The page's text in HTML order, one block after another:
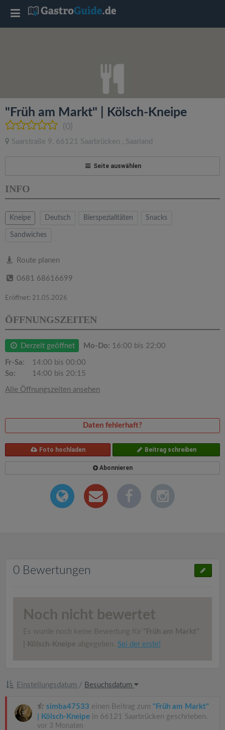
"Früh am Markt" | Kölsch-Kneipe
(0)
Saarstraße 9, 66121 Saarbrücken , Saarland
Seite auswählen
INFO
Kneipe Deutsch Bierspezialitäten Snacks
Sandwiches
Route planen
0681 68616699
Eröffnet: 21.05.2026
ÖFFNUNGSZEITEN
Derzeit geöffnet Mo-Do: 16:00 bis 22:00
Fr-Sa:
14:00 bis 00:00
So:
14:00 bis 20:15
Alle Öffnungszeiten ansehen
Daten fehlerhaft?
Foto hochladen Beitrag schreiben
Abonnieren
0 Bewertungen
Noch nicht bewertet
Es wurde noch keine Bewertung für "Früh am Markt"
| Kölsch-Kneipe abgegeben. Sei der erste!
Einstellungsdatum / Besuchsdatum
simba47533 einen Beitrag zum "Früh am Markt"
| Kölsch-Kneipe in 66121 Saarbrücken geschrieben.
vor 3 Monaten
T
l
e
a
v
g
t
i
o